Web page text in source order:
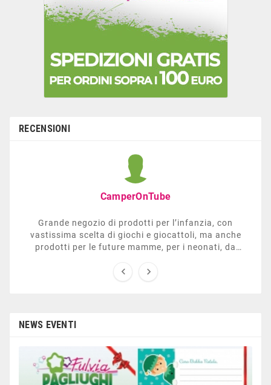
RECENSIONI
CamperOnTube
Grande negozio di prodotti per l’infanzia, con
vastissima scelta di giochi e giocattoli, ma anche
prodotti per le future mamme, per i neonati, da
sezione dedicata all’arredo giardino, giochi all’aperto,
 
NEWS EVENTI